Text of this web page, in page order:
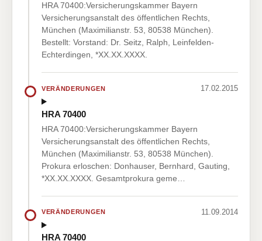
HRA 70400:Versicherungskammer Bayern
Versicherungsanstalt des öffentlichen Rechts,
München (Maximilianstr. 53, 80538 München).
Bestellt: Vorstand: Dr. Seitz, Ralph, Leinfelden-
Echterdingen, *XX.XX.XXXX.
VERÄNDERUNGEN 17.02.2015
HRA 70400
HRA 70400:Versicherungskammer Bayern
Versicherungsanstalt des öffentlichen Rechts,
München (Maximilianstr. 53, 80538 München).
Prokura erloschen: Donhauser, Bernhard, Gauting,
*XX.XX.XXXX. Gesamtprokura geme…
VERÄNDERUNGEN 11.09.2014
HRA 70400